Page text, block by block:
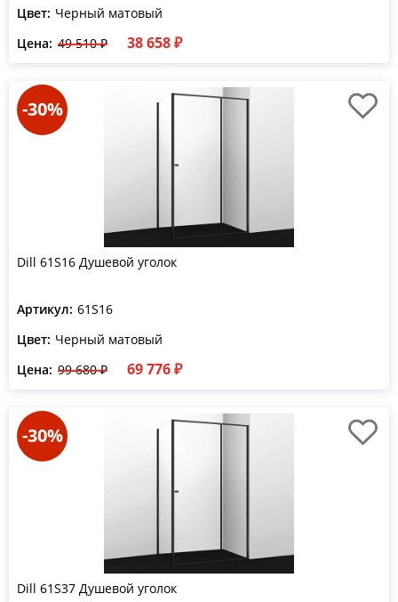
Цвет: Черный матовый
Цена: 49 510 ₽ 38 658 ₽
-30%
Dill 61S16 Душевой уголок
Артикул: 61S16
Цвет: Черный матовый
Цена: 99 680 ₽ 69 776 ₽
-30%
Dill 61S37 Душевой уголок